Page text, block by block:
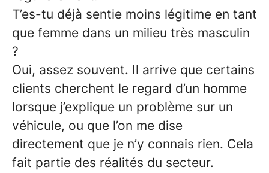
T’es-tu déjà sentie moins légitime en tant
que femme dans un milieu très masculin
?
Oui, assez souvent. Il arrive que certains
clients cherchent le regard d’un homme
lorsque j’explique un problème sur un
véhicule, ou que l’on me dise
directement que je n’y connais rien. Cela
fait partie des réalités du secteur.